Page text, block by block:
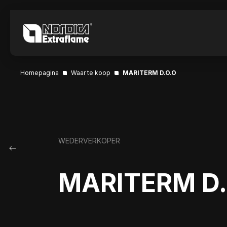
Homepagina Waar te koop MARITERM D.O.O
WEDERVERKOPER
MARITERM